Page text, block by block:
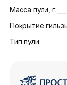
Масса пули, г:
Покрытие
Тип пули: